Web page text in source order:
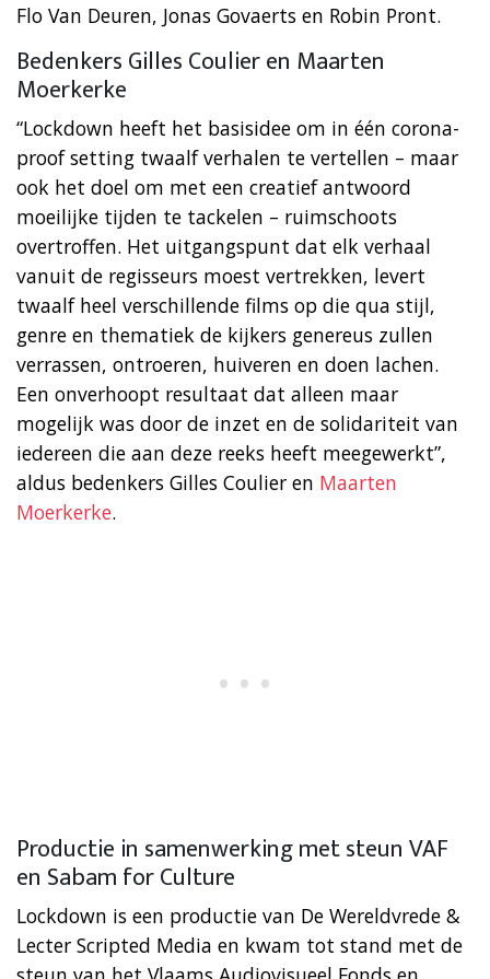
Flo Van Deuren, Jonas Govaerts en Robin Pront.
Bedenkers Gilles Coulier en Maarten
Moerkerke
“Lockdown heeft het basisidee om in één corona-
proof setting twaalf verhalen te vertellen – maar
ook het doel om met een creatief antwoord
moeilijke tijden te tackelen – ruimschoots
overtroffen. Het uitgangspunt dat elk verhaal
vanuit de regisseurs moest vertrekken, levert
twaalf heel verschillende films op die qua stijl,
genre en thematiek de kijkers genereus zullen
verrassen, ontroeren, huiveren en doen lachen.
Een onverhoopt resultaat dat alleen maar
mogelijk was door de inzet en de solidariteit van
iedereen die aan deze reeks heeft meegewerkt”,
aldus bedenkers Gilles Coulier en Maarten
Moerkerke.
Productie in samenwerking met steun VAF
en Sabam for Culture
Lockdown is een productie van De Wereldvrede &
Lecter Scripted Media en kwam tot stand met de